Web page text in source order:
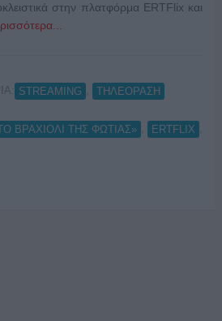
στην πλατφόρμα ERTFlix και
STREAMING ΤΗΛΕΟΡΑΣΗ
ΒΡΑΧΙΟΛΙ ΤΗΣ ΦΩΤΙΑΣ» ERTFLIX